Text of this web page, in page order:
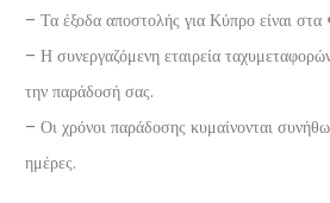
– Τα έξοδα αποστολής για Κύπρο είναι στα
– Η συνεργαζόμενη εταιρεία
την παράδοσή σας.
– Οι χρόνοι παράδοσης κυμαίνονται
ημέρες.